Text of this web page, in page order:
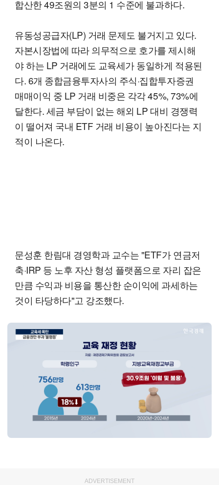
합산한 49조원의 3분의 1 수준에 불과하다.
유동성공급자(LP) 거래 문제도 불거지고 있다.
자본시장법에 따라 의무적으로 호가를 제시해
야 하는 LP 거래에도 교육세가 동일하게 적용된
다. 6개 종합금융투자사의 주식·집합투자증권
매매이익 중 LP 거래 비중은 각각 45%, 73%에
달한다. 세금 부담이 없는 해외 LP 대비 경쟁력
이 떨어져 국내 ETF 거래 비용이 높아진다는 지
적이 나온다.
문성훈 한림대 경영학과 교수는 "ETF가 연금저
축·IRP 등 노후 자산 형성 플랫폼으로 자리 잡은
만큼 수익과 비용을 통산한 순이익에 과세하는
것이 타당하다"고 강조했다.
ADVERTISEMENT